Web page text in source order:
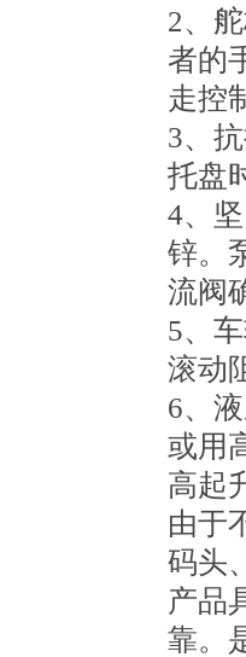
2、
者的
走控
3、
托盘
4、
锌。
流阀
5、
滚动
6、
或用
高起
由于
码头
产品
靠。